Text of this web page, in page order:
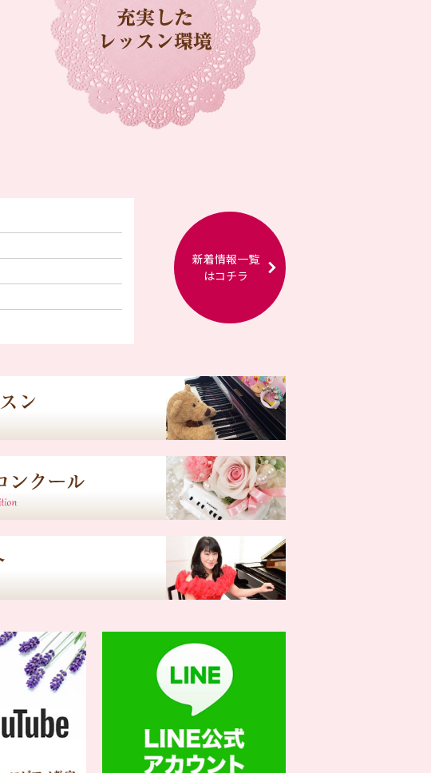
新着情報一覧
はコチラ